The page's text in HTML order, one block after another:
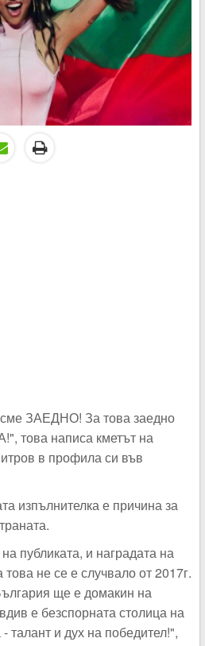
ЗАЕДНО! За това заедно
това написа кметът на
в профила си във
изпълнителка е причина за
публиката, и наградата на
не се е случвало от 2017г.
ще е домакин на
е безспорната столица на
талант и дух на победител!",